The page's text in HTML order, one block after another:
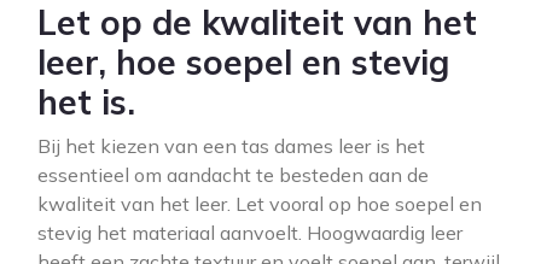
Let op de kwaliteit van het
leer, hoe soepel en stevig
het is.
Bij het kiezen van een tas dames leer is het
essentieel om aandacht te besteden aan de
kwaliteit van het leer. Let vooral op hoe soepel en
stevig het materiaal aanvoelt. Hoogwaardig leer